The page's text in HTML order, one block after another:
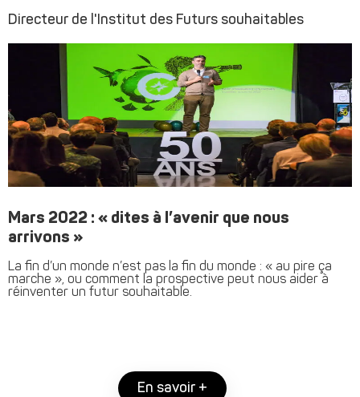
Directeur de l'Institut des Futurs souhaitables
Mars 2022 : « dites à l’avenir que nous
arrivons »
La fin d’un monde n’est pas la fin du monde : « au pire ça
marche », ou comment la prospective peut nous aider à
réinventer un futur souhaitable.
En savoir +